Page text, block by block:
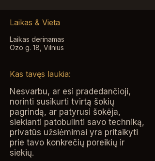
Laikas & Vieta
Laikas derinamas
Ozo g. 18, Vilnius
Kas tavęs laukia:
Nesvarbu, ar esi pradedančioji,
norinti susikurti tvirtą šokių
pagrindą, ar patyrusi šokėja,
siekianti patobulinti savo techniką,
privatūs užsiėmimai yra pritaikyti
prie tavo konkrečių poreikių ir
siekių.